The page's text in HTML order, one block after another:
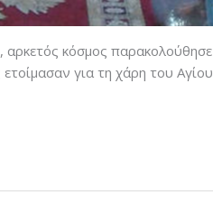
κόσμος παρακολούθησε
για τη χάρη του